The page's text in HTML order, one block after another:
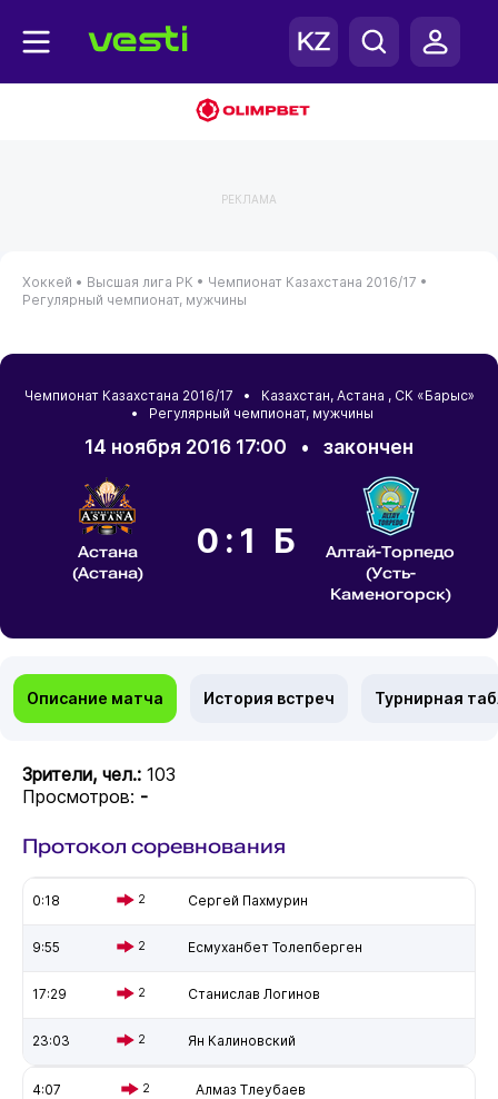
РЕКЛАМА
Хоккей • Высшая лига РК • Чемпионат Казахстана 2016/17 •
Регулярный чемпионат, мужчины
Чемпионат Казахстана 2016/17 • Казахстан, Астана , СК «Барыс»
• Регулярный чемпионат, мужчины
14 ноября 2016 17:00 • закончен
Астана
(Астана)
0:1 Б
Алтай-Торпедо
(Усть-
Каменогорск)
Описание матча История встреч Турнирная
Зрители, чел.: 103
Просмотров: -
Протокол соревнования
0:18 2 Сергей Пахмурин
9:55 2 Есмуханбет Толепберген
17:29 2 Станислав Логинов
23:03 2 Ян Калиновский
4:07 2 Алмаз Тлеубаев